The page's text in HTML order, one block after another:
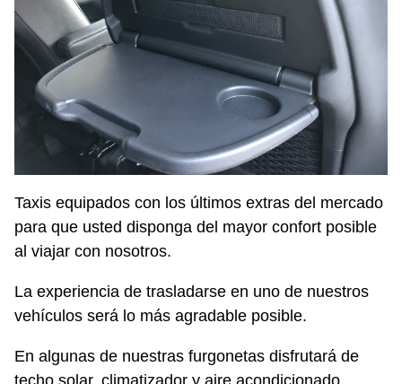
Taxis equipados con los últimos extras del mercado
para que usted disponga del mayor confort posible
al viajar con nosotros.
La experiencia de trasladarse en uno de nuestros
vehículos será lo más agradable posible.
En algunas de nuestras furgonetas disfrutará de
techo solar, climatizador y aire acondicionado